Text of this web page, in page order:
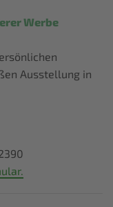
Werbe
Ausstellung in